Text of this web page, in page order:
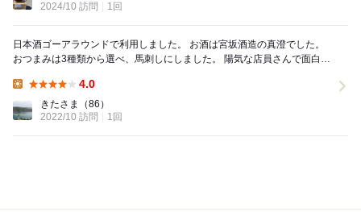
2024/10 訪問
1回
日本酒ゴーアラウンドで利用しました。 お酒は宮坂酒造の真澄でした。
おつまみは3種類から選べ、馬刺しにしました。 陽気な店員さんで面白か
4.0
きたさま
（86）
2022/10 訪問
1回